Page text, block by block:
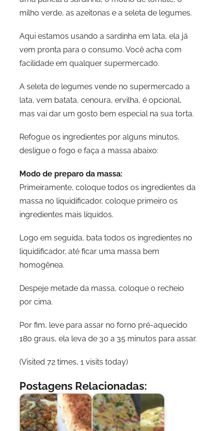
milho verde, as azeitonas e a seleta de legumes.
Aqui estamos usando a sardinha em lata, ela já
vem pronta para o consumo. Você acha com
facilidade em qualquer supermercado.
A seleta de legumes vende no supermercado a
lata, vem batata, cenoura, ervilha, é opcional,
mas vai dar um gosto bem especial na sua torta.
Refogue os ingredientes por alguns minutos,
desligue o fogo e faça a massa abaixo:
Modo de preparo da massa:
Primeiramente, coloque todos os ingredientes da
massa no liquidificador, coloque primeiro os
ingredientes mais líquidos.
Logo em seguida, bata todos os ingredientes no
liquidificador, até ficar uma massa bem
homogênea.
Despeje metade da massa, coloque o recheio
por cima.
Por fim, leve para assar no forno pré-aquecido
180 graus, ela leva de 30 a 35 minutos para assar.
(Visited 72 times, 1 visits today)
Postagens Relacionadas: